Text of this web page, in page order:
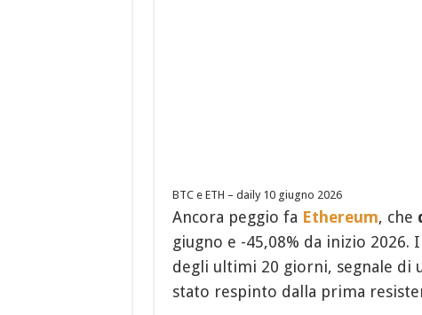
BTC e ETH – daily 10 giugno 2026
Ancora peggio fa Ethereum, che
giugno e -45,08% da inizio
degli ultimi 20 giorni, segnale di
stato respinto dalla prima